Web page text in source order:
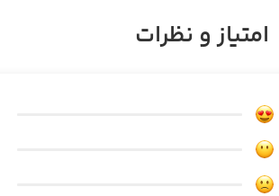
امتیاز و نظرات